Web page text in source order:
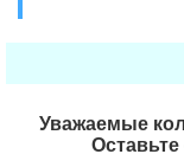
Уважаемые